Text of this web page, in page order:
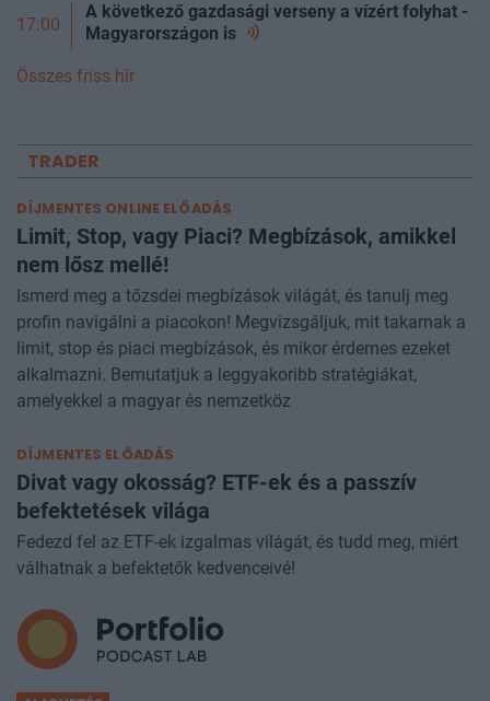
17:00
A következő gazdasági verseny a vízért folyhat -
Magyarországon is
Összes friss hír
TRADER
DÍJMENTES ONLINE ELŐADÁS
Limit, Stop, vagy Piaci? Megbízások, amikkel
nem lősz mellé!
Ismerd meg a tőzsdei megbízások világát, és tanulj meg
profin navigálni a piacokon! Megvizsgáljuk, mit takarnak a
limit, stop és piaci megbízások, és mikor érdemes ezeket
alkalmazni. Bemutatjuk a leggyakoribb stratégiákat,
amelyekkel a magyar és nemzetköz
DÍJMENTES ELŐADÁS
Divat vagy okosság? ETF-ek és a passzív
befektetések világa
Fedezd fel az ETF-ek izgalmas világát, és tudd meg, miért
válhatnak a befektetők kedvenceivé!